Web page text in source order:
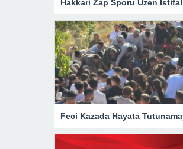
Hakkari Zap Sporu Üzen İstifa!